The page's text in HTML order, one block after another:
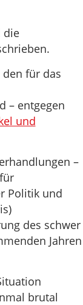
die
für das
– entgegen
und
–
Politik und
des schwer
Jahren
brutal